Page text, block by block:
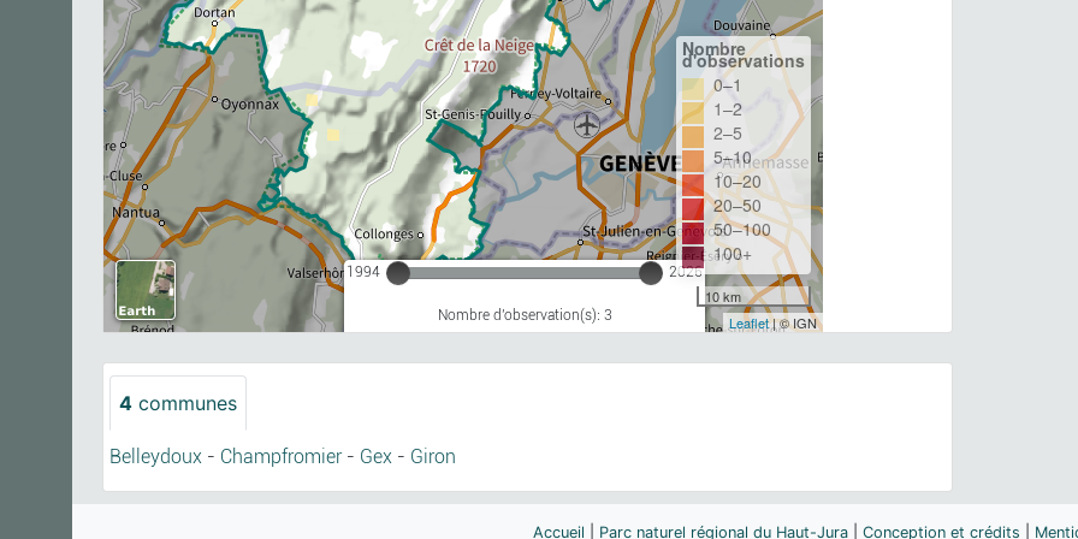
1994 2026
Nombre d'observation(s): 3
Nombre
d'observations
0–1
1–2
2–5
5–10
10–20
20–50
50–100
100+
10 km
Leaflet| © IGN
4 communes
Belleydoux - Champfromier- Gex - Giron
Accueil Parc naturel régional du Haut-Jura Conception et crédits